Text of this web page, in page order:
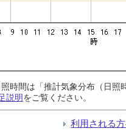
時間は「推計気象分布（日
説明をご覧ください。
利用される